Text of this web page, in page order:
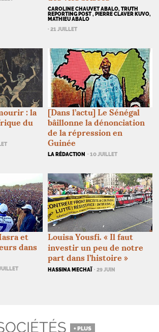
CAROLINE CHAUVET ABALO, TRUTH
REPORTING POST , PIERRE CLAVER KUVO,
MATHIEU ABALO
· 21 JUILLET
: la
du
[Dans l’actu] Le Sénégal
bâillonne la dénonciation
de la répression en
Guinée
LA RÉDACTION · 10 JUILLET
et
dans
Louisa Yousfi. « Il faut
investir un peu de notre
part dans l’histoire »
HASSINA MECHAÏ · 29 JUIN
+ PLUS